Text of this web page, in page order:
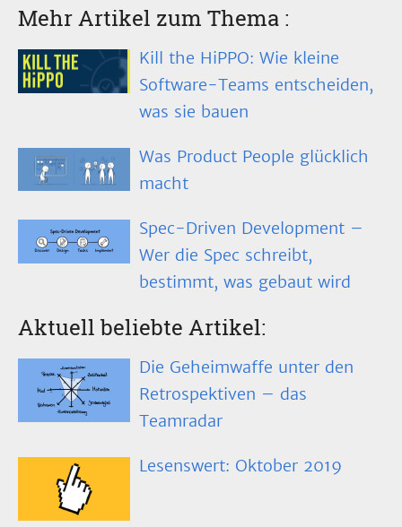
Mehr Artikel zum Thema :
Kill the HiPPO: Wie kleine
Software-Teams entscheiden,
was sie bauen
Was Product People glücklich
macht
Spec-Driven Development –
Wer die Spec schreibt,
bestimmt, was gebaut wird
Aktuell beliebte Artikel:
Die Geheimwaffe unter den
Retrospektiven – das
Teamradar
Lesenswert: Oktober 2019